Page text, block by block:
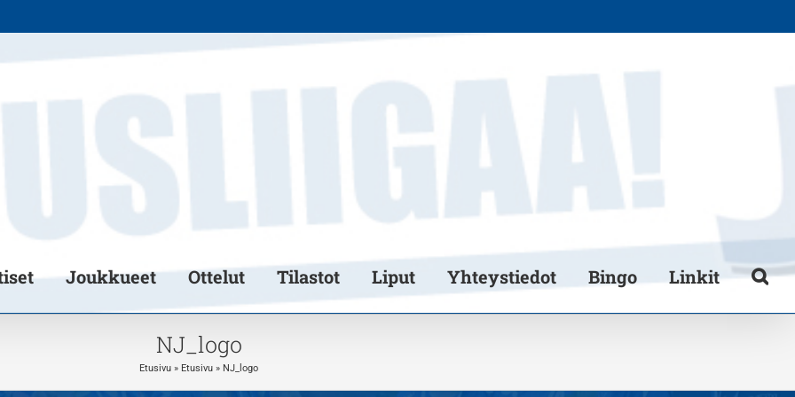
Joukkueet Ottelut Tilastot Liput Yhteystiedot Bingo Linkit
NJ_logo
Etusivu » Etusivu » NJ_logo